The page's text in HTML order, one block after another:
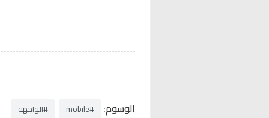
الوسوم: #mobile #الواجهة